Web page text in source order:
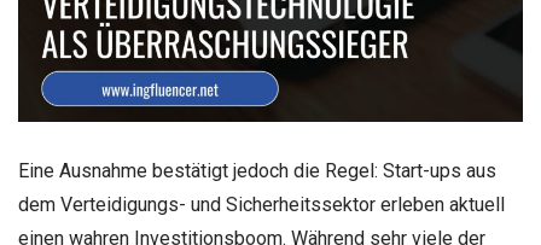
Eine Ausnahme bestätigt jedoch die Regel: Start-ups aus
dem Verteidigungs- und Sicherheitssektor erleben aktuell
einen wahren Investitionsboom. Während sehr viele der